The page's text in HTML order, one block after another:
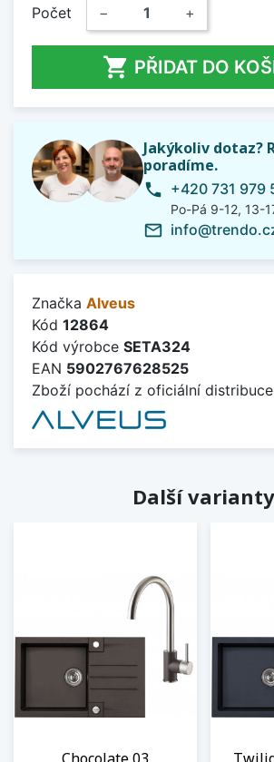
Počet − +
 PŘIDAT DO
Jakýkoliv dotaz?
poradíme.
phone +420 731 979
Po-Pá 9-12, 13-
mail_outline
Značka Alveus
Kód 12864
Kód výrobce SETA324
EAN 5902767628525
Zboží pochází z oficiální
Další varianty